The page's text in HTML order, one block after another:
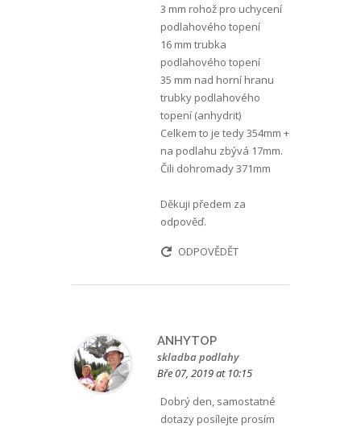
3 mm rohož pro uchycení
podlahového topení
16 mm trubka
podlahového topení
35 mm nad horní hranu
trubky podlahového
topení (anhydrit)
Celkem to je tedy 354mm +
na podlahu zbývá 17mm.
Čili dohromady 371mm
Děkuji předem za
odpověď.
ODPOVĚDĚT
ANHYTOP
skladba podlahy
Bře 07, 2019 at 10:15
Dobrý den, samostatné
dotazy posílejte prosím